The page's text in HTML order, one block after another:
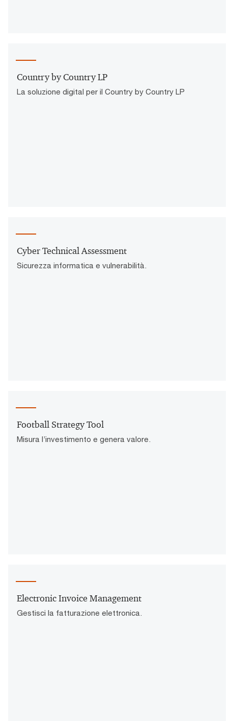
Country by Country LP
La soluzione digital per il Country by Country LP
Cyber Technical Assessment
Sicurezza informatica e vulnerabilità.
Football Strategy Tool
Misura l’investimento e genera valore.
Electronic Invoice Management
Gestisci la fatturazione elettronica.